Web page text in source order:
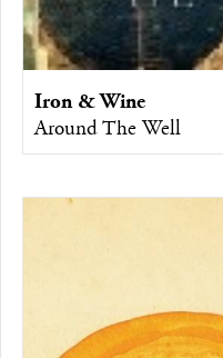
Iron & Wine
Around The Well